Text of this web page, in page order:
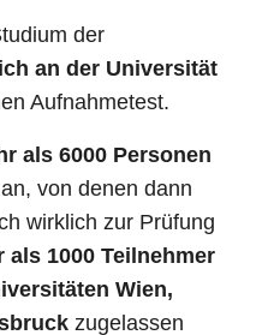
der
an der Universität
Aufnahmetest.
als 6000 Personen
von denen dann
wirklich zur Prüfung
als 1000 Teilnehmer
Wien,
zugelassen